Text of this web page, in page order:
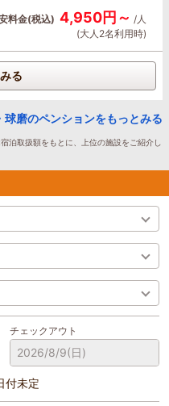
料金(税込) 4,950円～ /人
(大人2名利用時)
る
球磨のペンションをもっとみる
取扱額をもとに、上位の施設をご紹介し
チェックアウト
2026/8/9(日)
付未定